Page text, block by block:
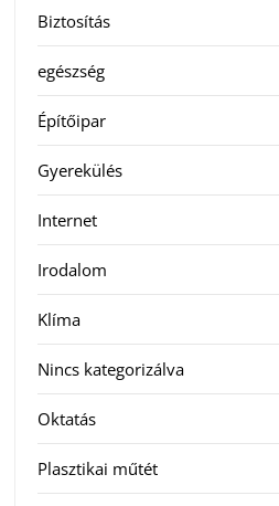
Biztosítás
egészség
Építőipar
Gyerekülés
Internet
Irodalom
Klíma
Nincs kategorizálva
Oktatás
Plasztikai műtét